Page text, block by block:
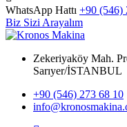
WhatsApp Hattı +90 (546)
Biz Sizi Arayalım
Zekeriyaköy Mah.
Sarıyer/İSTANBUL
+90 (546) 273 68 10